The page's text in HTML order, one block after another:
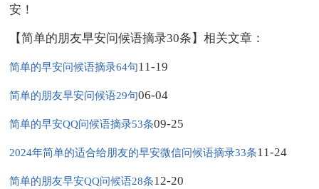
安！
【简单的朋友早安问候语摘录30条】相关文章：
简单的早安问候语摘录64句11-19
简单的朋友早安问候语29句06-04
简单的早安QQ问候语摘录53条09-25
2024年简单的适合给朋友的早安微信问候语摘录33条11-24
简单的朋友早安QQ问候语28条12-20